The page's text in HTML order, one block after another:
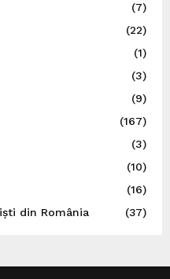
(7)
(22)
(1)
(3)
(9)
(167)
(3)
(10)
(16)
din România
(37)